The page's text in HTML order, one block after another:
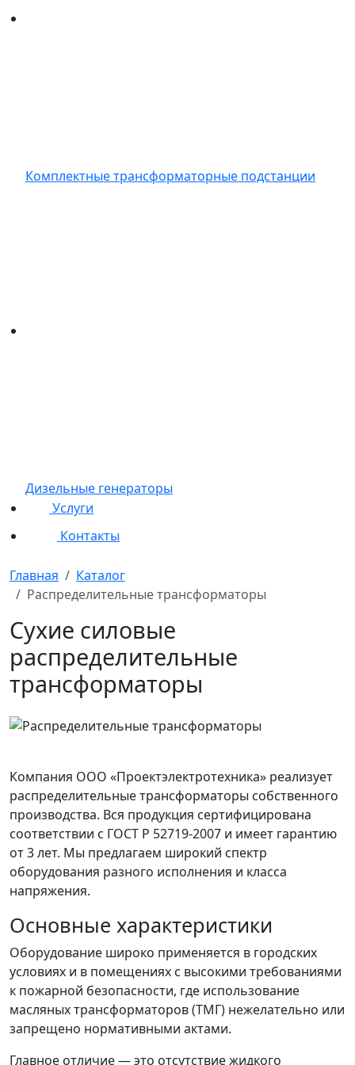
Комплектные трансформаторные подстанции
Дизельные генераторы
Услуги
Контакты
Главная
Каталог
Распределительные трансформаторы
Сухие силовые
распределительные
трансформаторы
Компания ООО «Проектэлектротехника» реализует
распределительные трансформаторы собственного
производства. Вся продукция сертифицирована
соответствии с ГОСТ Р 52719-2007 и имеет гарантию
от 3 лет. Мы предлагаем широкий спектр
оборудования разного исполнения и класса
напряжения.
Основные характеристики
Оборудование широко применяется в городских
условиях и в помещениях с высокими требованиями
к пожарной безопасности, где использование
масляных трансформаторов (ТМГ) нежелательно или
запрещено нормативными актами.
Главное отличие — это отсутствие жидкого